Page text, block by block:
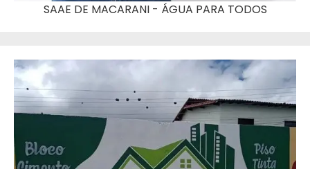
SAAE DE MACARANI - ÁGUA PARA TODOS